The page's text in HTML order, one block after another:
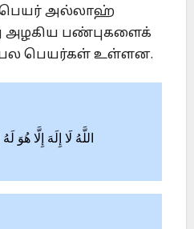
அல்லாஹ்
அழகிய பண்புகளைக்
பல பெயர்கள் உள்ளன.
اللَّهُ لَا إِلَهَ إِلَّا هُوَ